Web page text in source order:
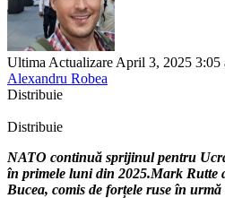
Ultima Actualizare April 3, 2025 3:05
Alexandru Robea
Distribuie
Distribuie
NATO continuă sprijinul pentru
în primele luni din 2025.Mark Rutte
Bucea, comis de forțele ruse în